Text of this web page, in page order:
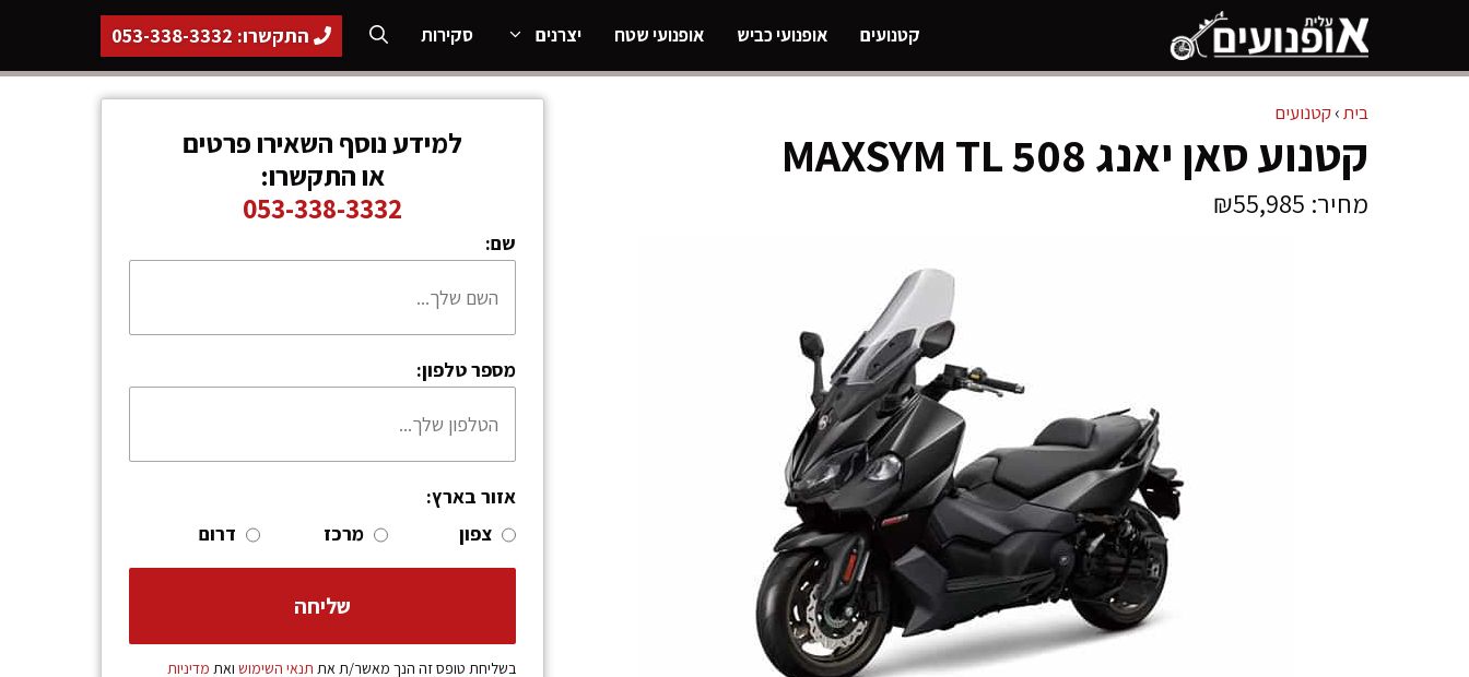
קטנועים אופנועי כביש אופנועי שטח יצרנים סקירות התקשרו: 053-338-3332
בית›קטנועים
קטנוע סאן יאנג MAXSYM TL 508
מחיר: ₪55,985
למידע נוסף השאירו פרטים
או התקשרו:
053-338-3332
שם:
מספר טלפון:
אזור בארץ:
צפון
מרכז דרום
בשליחת טופס זה הנך מאשר/ת את תנאי השימוש ואת מדיניות